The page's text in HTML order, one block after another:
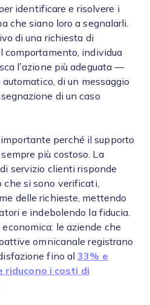
identificare e risolvere i
che siano loro a segnalarli.
di una richiesta di
comportamento, individua
l’azione più adeguata —
di un messaggio
di un caso
perché il supporto
più costoso. La
servizio clienti risponde
che si sono verificati,
delle richieste, mettendo
e indebolendo la fiducia.
economica: le aziende che
omnicanale registrano
fino al33% e
riducono i costi di